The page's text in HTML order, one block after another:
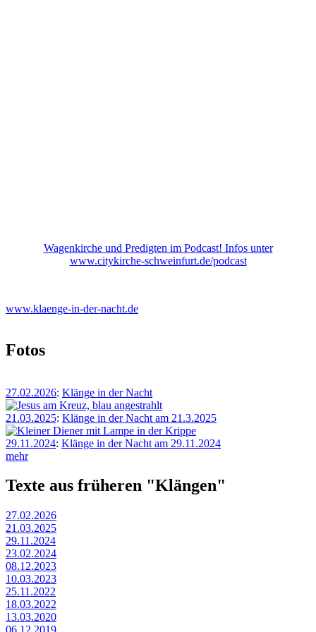
Wagenkirche und Predigten im Podcast! Infos unter
www.citykirche-schweinfurt.de/podcast
www.klaenge-in-der-nacht.de
Fotos
27.02.2026: Klänge in der Nacht
21.03.2025: Klänge in der Nacht am 21.3.2025
29.11.2024: Klänge in der Nacht am 29.11.2024
mehr
Texte aus früheren "Klängen"
27.02.2026
21.03.2025
29.11.2024
23.02.2024
08.12.2023
10.03.2023
25.11.2022
18.03.2022
13.03.2020